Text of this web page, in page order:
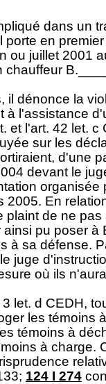
dans un
porte en
ou juillet 2001
chauffeur
il dénonce la
à l'assistance
et l'art. 42 let. c
sur les
d'une
devant le
organisée
2005. En
plaint de ne
pu poser à
à sa défense.
juge
où ils
3 let. d CEDH,
les témoins
témoins à
à charge.
124 I 274